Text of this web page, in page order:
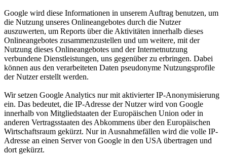
Google wird diese Informationen in unserem Auftrag benutzen, um
die Nutzung unseres Onlineangebotes durch die Nutzer
auszuwerten, um Reports über die Aktivitäten innerhalb dieses
Onlineangebotes zusammenzustellen und um weitere, mit der
Nutzung dieses Onlineangebotes und der Internetnutzung
verbundene Dienstleistungen, uns gegenüber zu erbringen. Dabei
können aus den verarbeiteten Daten pseudonyme Nutzungsprofile
der Nutzer erstellt werden.
Wir setzen Google Analytics nur mit aktivierter IP-Anonymisierung
ein. Das bedeutet, die IP-Adresse der Nutzer wird von Google
innerhalb von Mitgliedstaaten der Europäischen Union oder in
anderen Vertragsstaaten des Abkommens über den Europäischen
Wirtschaftsraum gekürzt. Nur in Ausnahmefällen wird die volle IP-
Adresse an einen Server von Google in den USA übertragen und
dort gekürzt.